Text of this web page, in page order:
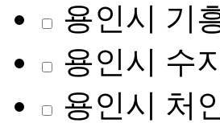
용인시 기
용인시 수
용인시 처